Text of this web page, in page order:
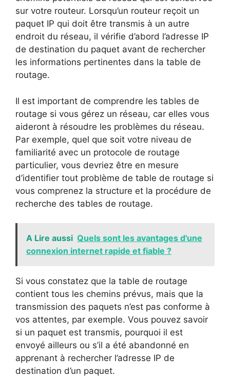
sur votre routeur. Lorsqu’un routeur reçoit un
paquet IP qui doit être transmis à un autre
endroit du réseau, il vérifie d’abord l’adresse IP
de destination du paquet avant de rechercher
les informations pertinentes dans la table de
routage.
Il est important de comprendre les tables de
routage si vous gérez un réseau, car elles vous
aideront à résoudre les problèmes du réseau.
Par exemple, quel que soit votre niveau de
familiarité avec un protocole de routage
particulier, vous devriez être en mesure
d’identifier tout problème de table de routage si
vous comprenez la structure et la procédure de
recherche des tables de routage.
A Lire aussi Quels sont les avantages d'une
connexion internet rapide et fiable ?
Si vous constatez que la table de routage
contient tous les chemins prévus, mais que la
transmission des paquets n’est pas conforme à
vos attentes, par exemple. Vous pouvez savoir
si un paquet est transmis, pourquoi il est
envoyé ailleurs ou s’il a été abandonné en
apprenant à rechercher l’adresse IP de
destination d’un paquet.